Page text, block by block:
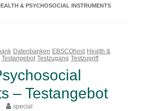
& PSYCHOSOCIAL INSTRUMENTS
Datenbanken EBSCOhost Health &
Testangebot Testzugang Testzugriff
– Testangebot
special